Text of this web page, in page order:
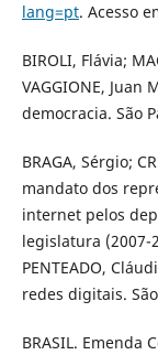
lang=pt. Acesso
BIROLI, Flávia;
VAGGIONE, Juan
democracia. São
BRAGA, Sérgio;
mandato dos
internet pelos
legislatura (2007-
PENTEADO,
redes digitais.
BRASIL. Emenda